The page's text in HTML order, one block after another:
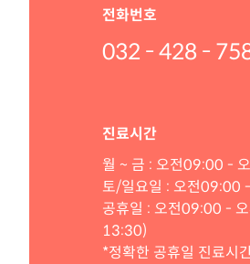
전화번호
032 - 428 -
진료시간
월 ~ 금 : 오전09:00 -
토/일요일 : 오전09:00
공휴일 : 오전09:00 -
13:30)
*정확한 공휴일 진료시